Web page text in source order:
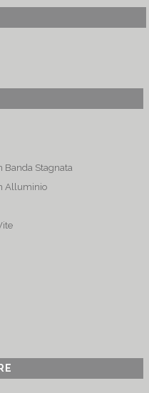
Banda Stagnata
Alluminio